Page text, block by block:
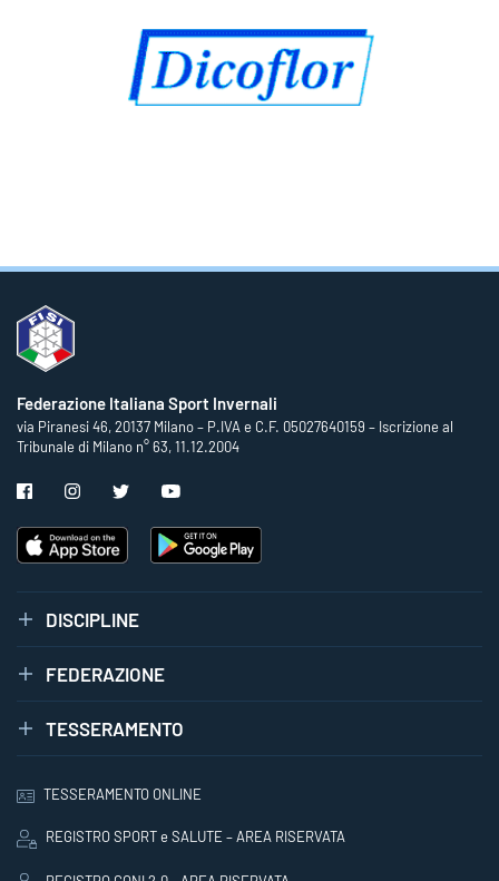
Federazione Italiana Sport Invernali
via Piranesi 46, 20137 Milano – P.IVA e C.F. 05027640159 – Iscrizione al
Tribunale di Milano n° 63, 11.12.2004
DISCIPLINE
FEDERAZIONE
TESSERAMENTO
TESSERAMENTO ONLINE
REGISTRO SPORT e SALUTE – AREA RISERVATA